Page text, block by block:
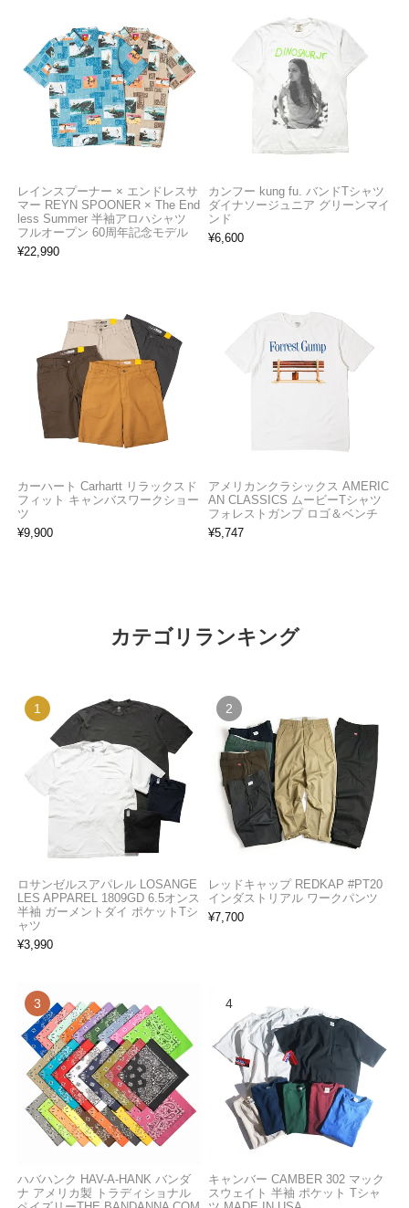
レインスプーナー × エンドレスサ
マー REYN SPOONER × The End
less Summer 半袖アロハシャツ
フルオープン 60周年記念モデル
¥22,990
カンフー kung fu. バンドTシャツ
ダイナソージュニア グリーンマイ
ンド
¥6,600
カーハート Carhartt リラックスド
フィット キャンバスワークショー
ツ
¥9,900
アメリカンクラシックス AMERIC
AN CLASSICS ムービーTシャツ
フォレストガンプ ロゴ＆ベンチ
¥5,747
カテゴリランキング
ロサンゼルスアパレル LOSANGE
LES APPAREL 1809GD 6.5オンス
半袖 ガーメントダイ ポケットTシ
ャツ
¥3,990
レッドキャップ REDKAP #PT20
インダストリアル ワークパンツ
¥7,700
ハバハンク HAV-A-HANK バンダ
ナ アメリカ製 トラディショナル
キャンバー CAMBER 302 マック
スウェイト 半袖 ポケット Tシャ